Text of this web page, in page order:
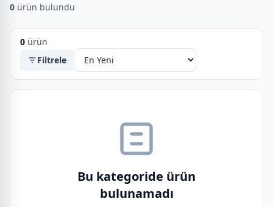
0 ürün bulundu
0 ürün
Filtrele
Bu kategoride ürün
bulunamadı